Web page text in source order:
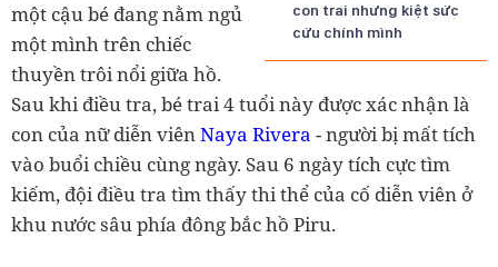
con trai nhưng kiệt sức
cứu chính mình
một cậu bé đang nằm ngủ
một mình trên chiếc
thuyền trôi nổi giữa hồ.
Sau khi điều tra, bé trai 4 tuổi này được xác nhận là
con của nữ diễn viênNaya Rivera - người bị mất tích
vào buổi chiều cùng ngày. Sau 6 ngày tích cực tìm
kiếm, đội điều tra tìm thấy thi thể của cố diễn viên ở
khu nước sâu phía đông bắc hồ Piru.